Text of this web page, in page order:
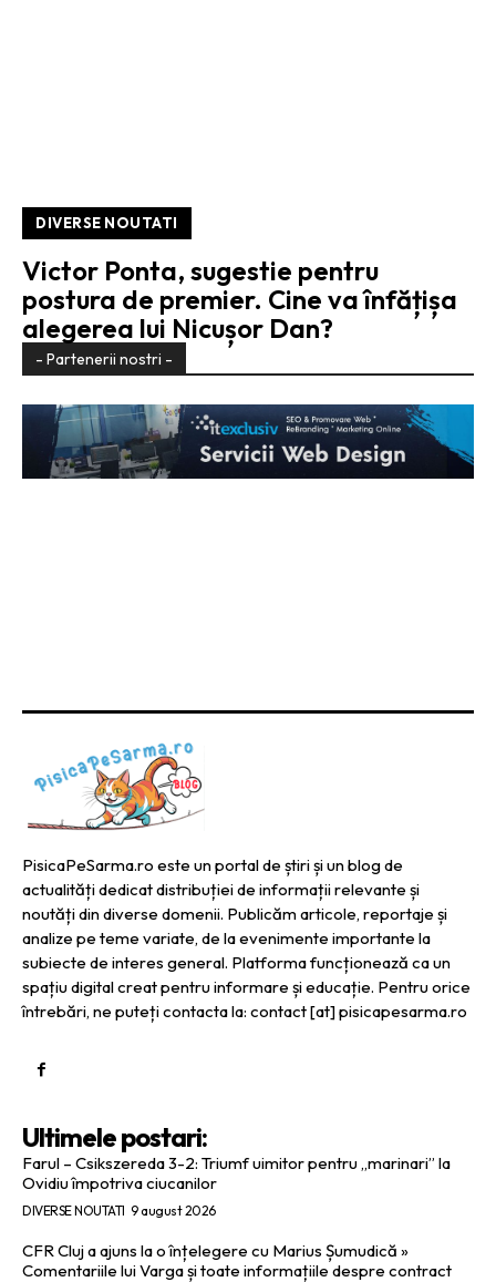
DIVERSE NOUTATI
Victor Ponta, sugestie pentru
postura de premier. Cine va înfățișa
alegerea lui Nicușor Dan?
- Partenerii nostri -
PisicaPeSarma.ro este un portal de știri și un blog de
actualități dedicat distribuției de informații relevante și
noutăți din diverse domenii. Publicăm articole, reportaje și
analize pe teme variate, de la evenimente importante la
subiecte de interes general. Platforma funcționează ca un
spațiu digital creat pentru informare și educație. Pentru orice
întrebări, ne puteți contacta la: contact [at] pisicapesarma.ro
Ultimele postari:
Farul – Csikszereda 3-2: Triumf uimitor pentru „marinari” la
Ovidiu împotriva ciucanilor
DIVERSE NOUTATI 9 august 2026
CFR Cluj a ajuns la o înțelegere cu Marius Șumudică »
Comentariile lui Varga și toate informațiile despre contract